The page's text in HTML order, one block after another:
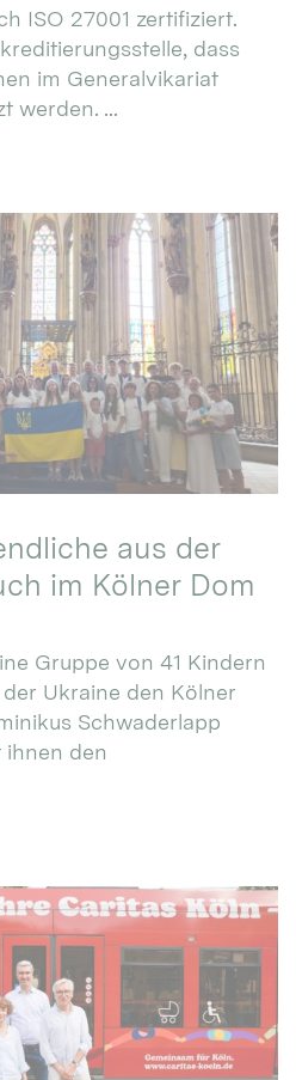
ISO 27001 zertifiziert.
dass
im Generalvikariat
werden. ...
aus der
im Kölner Dom
Gruppe von 41 Kindern
Ukraine den Kölner
Schwaderlapp
ihnen den